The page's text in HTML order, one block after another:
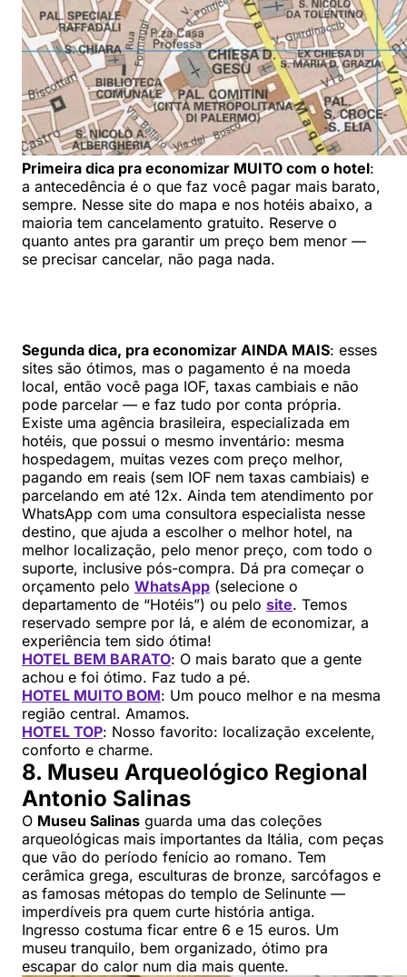
Primeira dica pra economizar MUITO com o hotel:
a antecedência é o que faz você pagar mais barato,
sempre. Nesse site do mapa e nos hotéis abaixo, a
maioria tem cancelamento gratuito. Reserve o
quanto antes pra garantir um preço bem menor —
se precisar cancelar, não paga nada.
Segunda dica, pra economizar AINDA MAIS: esses
sites são ótimos, mas o pagamento é na moeda
local, então você paga IOF, taxas cambiais e não
pode parcelar — e faz tudo por conta própria.
Existe uma agência brasileira, especializada em
hotéis, que possui o mesmo inventário: mesma
hospedagem, muitas vezes com preço melhor,
pagando em reais (sem IOF nem taxas cambiais) e
parcelando em até 12x. Ainda tem atendimento por
WhatsApp com uma consultora especialista nesse
destino, que ajuda a escolher o melhor hotel, na
melhor localização, pelo menor preço, com todo o
suporte, inclusive pós-compra. Dá pra começar o
orçamento pelo WhatsApp (selecione o
departamento de “Hotéis”) ou pelo site. Temos
reservado sempre por lá, e além de economizar, a
experiência tem sido ótima!
HOTEL BEM BARATO: O mais barato que a gente
achou e foi ótimo. Faz tudo a pé.
HOTEL MUITO BOM: Um pouco melhor e na mesma
região central. Amamos.
HOTEL TOP: Nosso favorito: localização excelente,
conforto e charme.
8. Museu Arqueológico Regional
Antonio Salinas
O Museu Salinas guarda uma das coleções
arqueológicas mais importantes da Itália, com peças
que vão do período fenício ao romano. Tem
cerâmica grega, esculturas de bronze, sarcófagos e
as famosas métopas do templo de Selinunte —
imperdíveis pra quem curte história antiga.
Ingresso costuma ficar entre 6 e 15 euros. Um
museu tranquilo, bem organizado, ótimo pra
escapar do calor num dia mais quente.